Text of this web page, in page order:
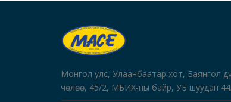
Монгол улс, Улаанбаатар хот, Баянгол
чөлөө, 45/2, МБИХ-ны байр, УБ шуудан